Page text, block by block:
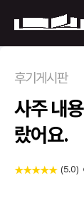
후기게시판
사주 내
랐어요.
★★★★★ (5.0)